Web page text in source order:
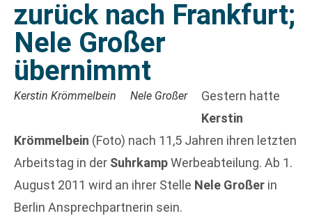
zurück nach Frankfurt;
Nele Großer
übernimmt
Kerstin Krömmelbein Nele Großer
Gestern hatte
Kerstin
Krömmelbein (Foto) nach 11,5 Jahren ihren letzten
Arbeitstag in der SuhrkampWerbeabteilung. Ab 1.
August 2011 wird an ihrer Stelle Nele Großer in
Berlin Ansprechpartnerin sein.